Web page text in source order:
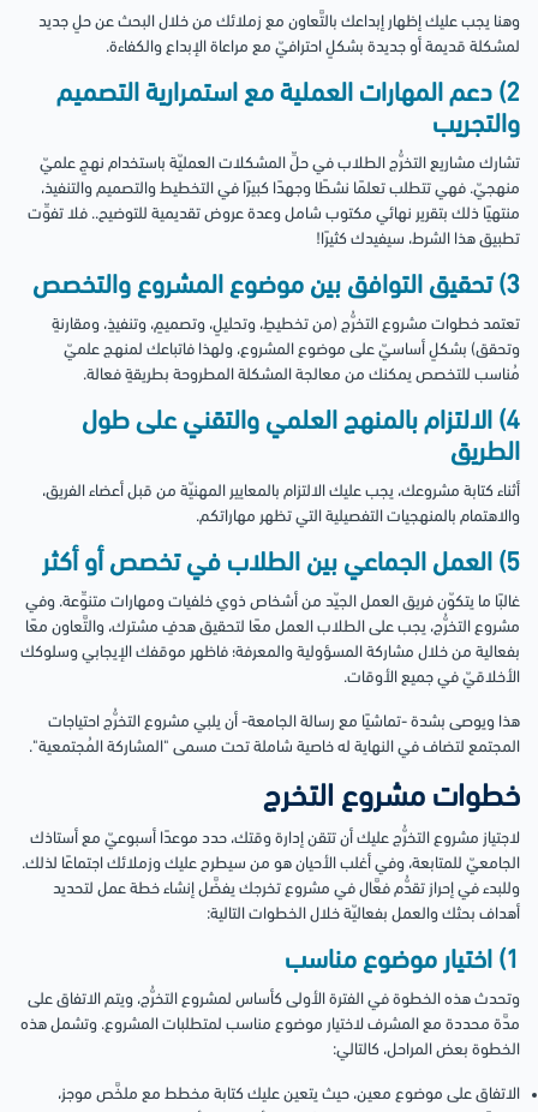
وهنا يجب عليك إظهار إبداعك بالتَّعاون مع زملائك من خلال البحث عن حلٍ جديد
لمشكلة قديمة أو جديدة بشكلٍ احترافيّ مع مراعاة الإبداع والكفاءة.
2) دعم المهارات العملية مع استمرارية التصميم
والتجريب
تشارك مشاريع التخرُّج الطلاب في حلِّ المشكلات العمليّة باستخدام نهجٍ علميّ
منهجيّ. فهي تتطلب تعلمًا نشطًا وجهدًا كبيرًا في التخطيط والتصميم والتنفيذ،
منتهيًا ذلك بتقرير نهائي مكتوب شامل وعدة عروض تقديمية للتوضيح.. فلا تفوِّت
تطبيق هذا الشرط، سيفيدك كثيرًا!
3) تحقيق التوافق بين موضوع المشروع والتخصص
تعتمد خطوات مشروع التخرُّج (من تخطيطٍ، وتحليلٍ، وتصميمٍ، وتنفيذٍ، ومقارنةٍ
وتحقق) بشكلٍ أساسيّ على موضوع المشروع، ولهذا فاتباعك لمنهج علميّ
مُناسب للتخصص يمكنك من معالجة المشكلة المطروحة بطريقةٍ فعالة.
4) الالتزام بالمنهج العلمي والتقني على طول
الطريق
أثناء كتابة مشروعك، يجب عليك الالتزام بالمعايير المهنيّة من قبل أعضاء الفريق،
والاهتمام بالمنهجيات التفصيلية التي تظهر مهاراتكم.
5) العمل الجماعي بين الطلاب في تخصص أو أكثر
غالبًا ما يتكوّن فريق العمل الجيّد من أشخاص ذوي خلفيات ومهارات متنوِّعة. وفي
مشروع التخرُّج، يجب على الطلاب العمل معًا لتحقيق هدفٍ مشترك، والتَّعاون معًا
بفعالية من خلال مشاركة المسؤولية والمعرفة؛ فاظهر موقفك الإيجابي وسلوكك
الأخلاقيّ في جميع الأوقات.
هذا ويوصى بشدة -تماشيًا مع رسالة الجامعة- أن يلبي مشروع التخرُّج احتياجات
المجتمع لتضاف في النهاية له خاصية شاملة تحت مسمى "المشاركة المُجتمعية".
خطوات مشروع التخرج
لاجتياز مشروع التخرُّج عليك أن تتقن إدارة وقتك، حدد موعدًا أسبوعيّ مع أستاذك
الجامعيّ للمتابعة، وفي أغلب الأحيان هو من سيطرح عليك وزملائك اجتماعًا لذلك.
وللبدء في إحراز تقدُّم فعَّال في مشروع تخرجك يفضَّل إنشاء خطة عمل لتحديد
أهداف بحثك والعمل بفعاليّة خلال الخطوات التالية:
1) اختيار موضوع مناسب
وتحدث هذه الخطوة في الفترة الأولى كأساس لمشروع التخرُّج، ويتم الاتفاق على
مدَّة محددة مع المشرف لاختيار موضوع مناسب لمتطلبات المشروع. وتشمل هذه
الخطوة بعض المراحل، كالتالي:
الاتفاق على موضوع معين، حيث يتعين عليك كتابة مخطط مع ملخَّص موجز،